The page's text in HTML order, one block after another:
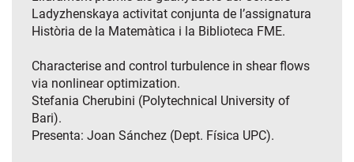
Ladyzhenskaya activitat conjunta de l’assignatura
Història de la Matemàtica i la Biblioteca FME.
Characterise and control turbulence in shear flows
via nonlinear optimization.
Stefania Cherubini (Polytechnical University of
Bari).
Presenta: Joan Sánchez (Dept. Física UPC).